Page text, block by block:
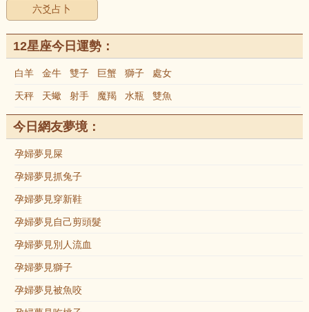
六爻占卜
12星座今日運勢：
白羊 金牛 雙子 巨蟹 獅子 處女
天秤 天蠍 射手 魔羯 水瓶 雙魚
今日網友夢境：
孕婦夢見屎
孕婦夢見抓兔子
孕婦夢見穿新鞋
孕婦夢見自己剪頭髮
孕婦夢見別人流血
孕婦夢見獅子
孕婦夢見被魚咬